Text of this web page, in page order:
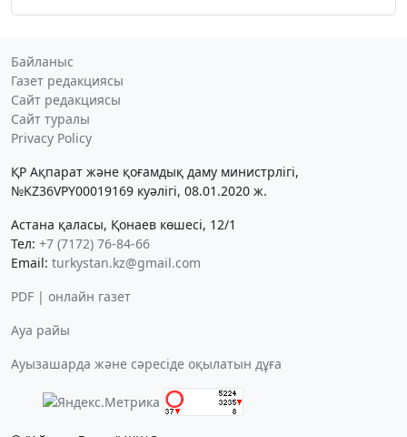
Байланыс
Газет редакциясы
Сайт редакциясы
Сайт туралы
Privacy Policy
ҚР Ақпарат және қоғамдық даму министрлігі,
№KZ36VPY00019169 куәлігі, 08.01.2020 ж.
Астана қаласы, Қонаев көшесі, 12/1
Тел: +7 (7172) 76-84-66
Email: turkystan.kz@gmail.com
PDF | онлайн газет
Ауа райы
Ауызашарда және сәресіде оқылатын дұға